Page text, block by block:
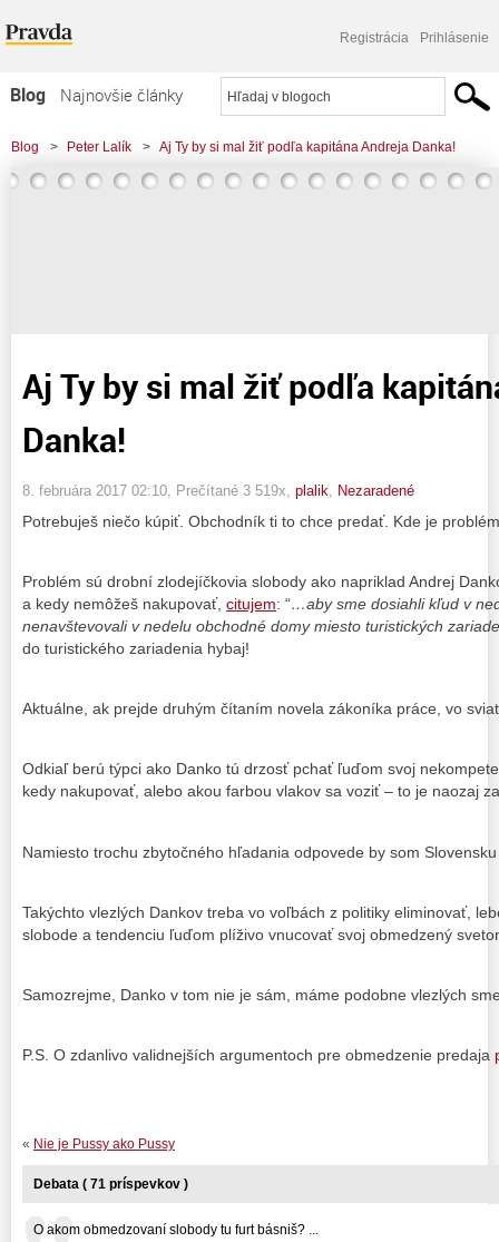
Registrácia Prihlásenie
Blog
Najnovšie články
Najčítanejšie články
Najkomentovanejšie články
Blog > Peter Lalík > Aj Ty by si mal žiť podľa kapitána Andreja Danka!
Aj Ty by si mal žiť podľa
Danka!
8. februára 2017 02:10 , Prečítané 3 519x, plalik Nezaradené
Potrebuješ niečo kúpiť. Obchodník ti to chce predať. Kde je
Problém sú drobní zlodejíčkovia slobody ako napriklad Andrej
a kedy nemôžeš nakupovať, citujem: “…aby sme dosiahli kľud v
nenavštevovali v nedelu obchodné domy miesto turistických
do turistického zariadenia hybaj!
Aktuálne, ak prejde druhým čítaním novela zákoníka práce, vo
Odkiaľ berú týpci ako Danko tú drzosť pchať ľuďom svoj
kedy nakupovať, alebo akou farbou vlakov sa voziť – to je naozaj
Namiesto trochu zbytočného hľadania odpovede by som
Takýchto vlezlých Dankov treba vo voľbách z politiky eliminovať,
slobode a tendenciu ľuďom plíživo vnucovať svoj obmedzený
Samozrejme, Danko v tom nie je sám, máme podobne vlezlých
P.S. O zdanlivo validnejších argumentoch pre obmedzenie predaja
« Nie je Pussy ako Pussy
Debata ( 71 príspevkov )
O akom obmedzovaní slobody tu furt básniš? ...